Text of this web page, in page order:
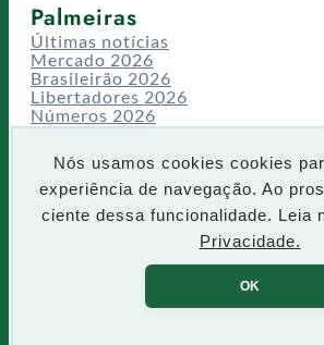
Nós usamos cookies cookies
experiência de navegação. Ao
ciente dessa funcionalidade. Leia
Privacidade.
OK
Palmeiras
Últimas notícias
Mercado 2026
Brasileirão 2026
Libertadores 2026
Números 2026
Campeonatos
Temporadas
CT/Centro de Excelência
Busca
P
e
q
u